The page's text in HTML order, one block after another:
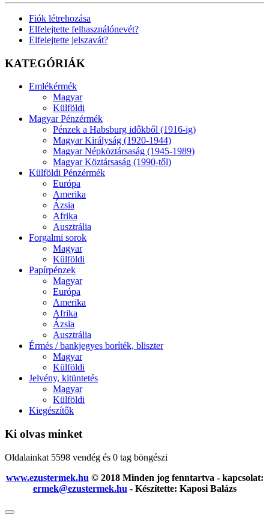
Fiók létrehozása
Elfelejtette felhasználónevét?
Elfelejtette jelszavát?
KATEGÓRIÁK
Emlékérmék
Magyar
Külföldi
Magyar Pénzérmék
Pénzek a Habsburg időkből (1916-ig)
Magyar Királyság (1920-1944)
Magyar Népköztársaság (1945-1989)
Magyar Köztársaság (1990-től)
Külföldi Pénzérmék
Európa
Amerika
Ázsia
Afrika
Ausztrália
Forgalmi sorok
Magyar
Külföldi
Papírpénzek
Magyar
Európa
Amerika
Afrika
Ázsia
Ausztrália
Érmés / bankjegyes boríték, bliszter
Magyar
Külföldi
Jelvény, kitüntetés
Magyar
Külföldi
Kiegészítők
Ki olvas minket
Oldalainkat 5598 vendég és 0 tag böngészi
www.ezustermek.hu © 2018 Minden jog fenntartva - kapcsolat:
ermek@ezustermek.hu - Készítette: Kaposi Balázs